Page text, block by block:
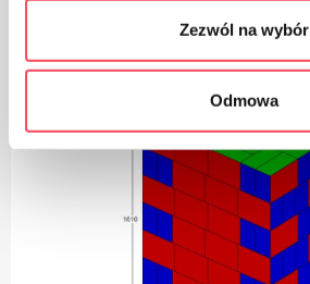
Zezwól na wybór
Odmowa